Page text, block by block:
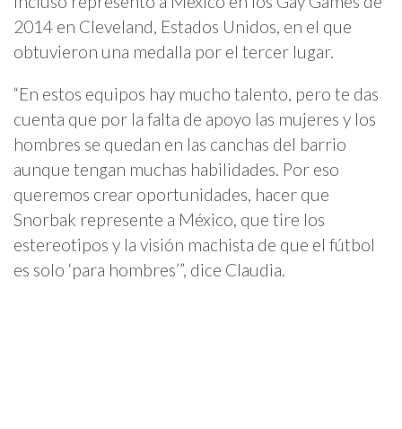
2014 en Cleveland, Estados Unidos, en el que
obtuvieron una medalla por el tercer lugar.
“En estos equipos hay mucho talento, pero te das
cuenta que por la falta de apoyo las mujeres y los
hombres se quedan en las canchas del barrio
aunque tengan muchas habilidades. Por eso
queremos crear oportunidades, hacer que
Snorbak represente a México, que tire los
estereotipos y la visión machista de que el fútbol
es solo ‘para hombres’”, dice Claudia.